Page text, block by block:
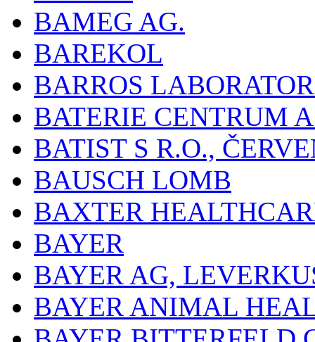
BAMEG AG.
BAREKOL
BARROS
BATERIE CENTRUM
BATIST S R.O.,
BAUSCH LOMB
BAXTER
BAYER
BAYER AG,
BAYER ANIMAL